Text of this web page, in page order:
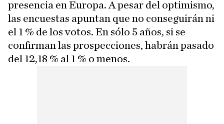
presencia en Europa. A pesar del optimismo,
las encuestas apuntan que no conseguirán ni
el 1 % de los votos. En sólo 5 años, si se
confirman las prospecciones, habrán pasado
del 12,18 % al 1 % o menos.